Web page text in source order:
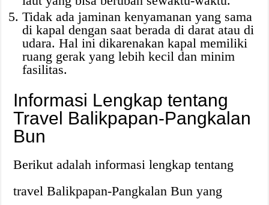
Tidak ada jaminan kenyamanan yang sama
di kapal dengan saat berada di darat atau di
udara. Hal ini dikarenakan kapal memiliki
ruang gerak yang lebih kecil dan minim
fasilitas.
Informasi Lengkap tentang
Travel Balikpapan-Pangkalan
Bun
Berikut adalah informasi lengkap tentang
travel Balikpapan-Pangkalan Bun yang